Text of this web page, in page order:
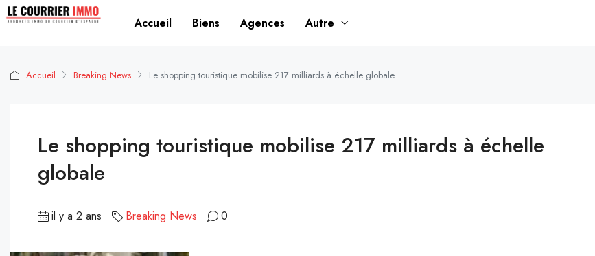
Accueil Biens Agences Autre
Accueil Breaking News Le shopping touristique mobilise 217 milliards à échelle globale
Le shopping touristique mobilise 217 milliards à échelle
globale
il y a 2 ans Breaking News 0